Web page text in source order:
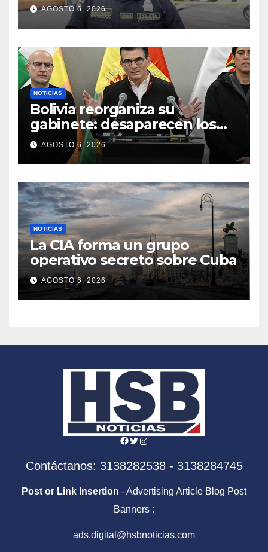
Santa Bárbara
AGOSTO 6, 2026
NOTICIAS
Bolivia reorganiza su
gabinete: desaparecen los
ministerios de Turismo y
Planificación
AGOSTO 6, 2026
NOTICIAS
La CIA forma un grupo
operativo secreto sobre Cuba
AGOSTO 6, 2026
Facebook
Twitter
Instagram
Contáctanos: 3138282538 - 3138284745
Post or Link Insertion - Advertising Article Blog Post
Banners :
ads.digital@hsbnoticias.com